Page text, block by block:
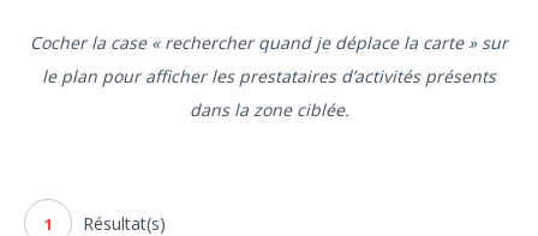
Cocher la case « rechercher quand je déplace la carte » sur
le plan pour afficher les prestataires d’activités présents
dans la zone ciblée.
1 Résultat(s)